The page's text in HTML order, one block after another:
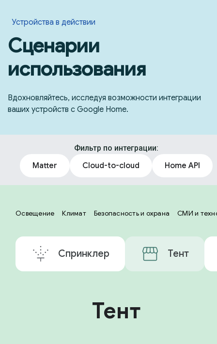
Устройства в действии
Сценарии
использования
Вдохновляйтесь, исследуя возможности интеграции
ваших устройств с Google Home.